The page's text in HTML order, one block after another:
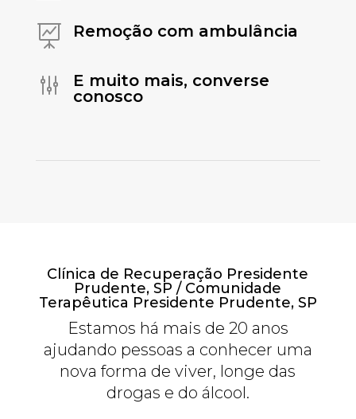
 Remoção com ambulância
g
E muito mais, converse
conosco
Clínica de Recuperação Presidente
Prudente, SP / Comunidade
Terapêutica Presidente Prudente, SP
Estamos há mais de 20 anos
ajudando pessoas a conhecer uma
nova forma de viver, longe das
drogas e do álcool.